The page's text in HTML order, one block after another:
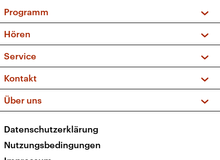
Programm
Sendungen und Podcasts
Musikliste
Kakadu – Das Kinderprogramm
Hören
Frequenzen (UKW + DAB+)
Service
FAQ
Apps
Newsletter
Veranstaltungen
Kontakt
Social Media
Über uns
Presse
Karriere
Datenschutzerklärung
Nutzungsbedingungen